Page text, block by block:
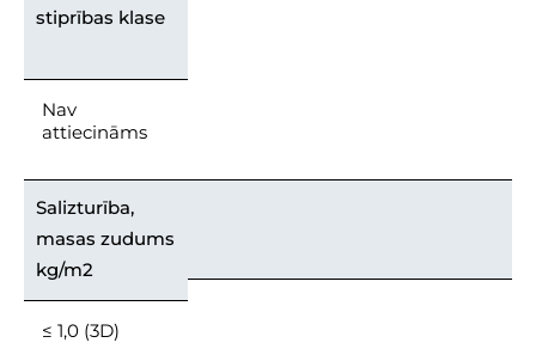
stiprības klase
Nav
attiecināms
Salizturība,
masas zudums
kg/m2
≤ 1,0 (3D)